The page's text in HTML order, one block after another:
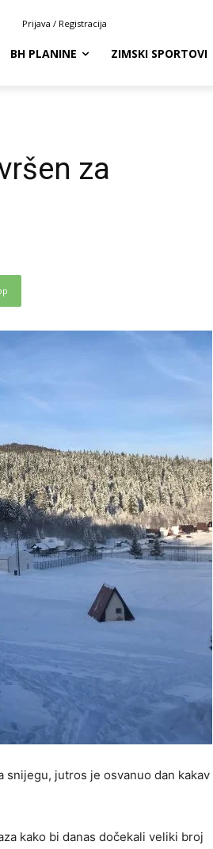
Prijava / Registracija
BH PLANINE ZIMSKI SPORTOVI
za
snijegu, jutros je osvanuo dan kakav
kako bi danas dočekali veliki broj